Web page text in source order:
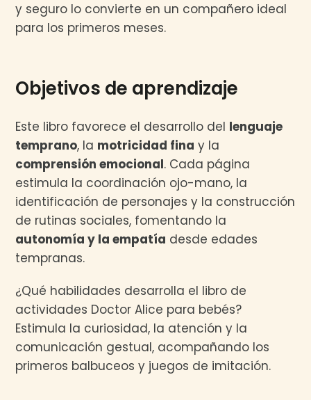
y seguro lo convierte en un compañero ideal
para los primeros meses.
Objetivos de aprendizaje
Este libro favorece el desarrollo del lenguaje
temprano, la motricidad fina y la
comprensión emocional. Cada página
estimula la coordinación ojo-mano, la
identificación de personajes y la construcción
de rutinas sociales, fomentando la
autonomía y la empatía desde edades
tempranas.
¿Qué habilidades desarrolla el libro de
actividades Doctor Alice para bebés?
Estimula la curiosidad, la atención y la
comunicación gestual, acompañando los
primeros balbuceos y juegos de imitación.